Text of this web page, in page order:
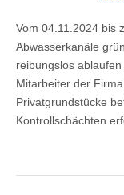
Vom 04.11.2024 bis
Abwasserkanäle
reibungslos
Mitarbeiter der
Privatgrundstücke
Kontrollschächten